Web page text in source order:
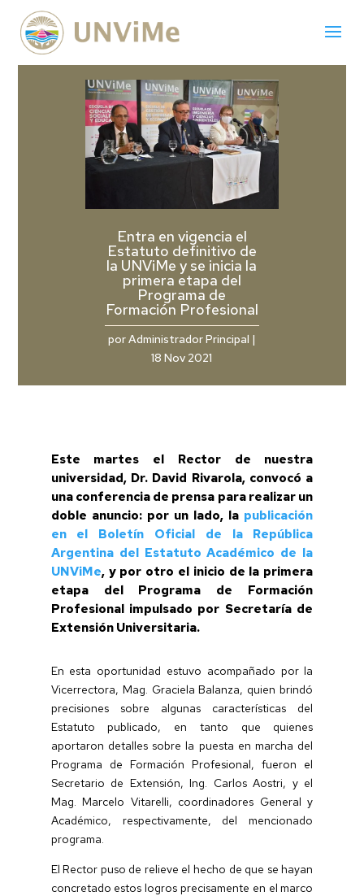
Entra en vigencia el
Estatuto definitivo de
la UNViMe y se inicia la
primera etapa del
Programa de
Formación Profesional
porAdministrador Principal |
18 Nov 2021
Este martes el Rector de nuestra
universidad, Dr. David Rivarola, convocó a
una conferencia de prensa para realizar un
doble anuncio: por un lado, la publicación
en el Boletín Oficial de la República
Argentina del Estatuto Académico de la
UNViMe, y por otro el inicio de la primera
etapa del Programa de Formación
Profesional impulsado por Secretaría de
Extensión Universitaria.
En esta oportunidad estuvo acompañado por la
Vicerrectora, Mag. Graciela Balanza, quien brindó
precisiones sobre algunas características del
Estatuto publicado, en tanto que quienes
aportaron detalles sobre la puesta en marcha del
Programa de Formación Profesional, fueron el
Secretario de Extensión, Ing. Carlos Aostri, y el
Mag. Marcelo Vitarelli, coordinadores General y
Académico, respectivamente, del mencionado
programa.
El Rector puso de relieve el hecho de que se hayan
concretado estos logros precisamente en el marco